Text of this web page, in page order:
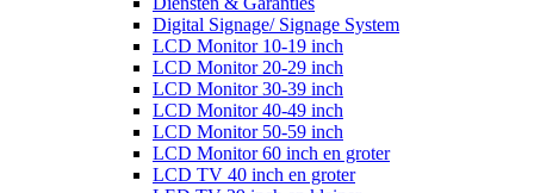
Digital Signage/ Signage System
LCD Monitor 10-19 inch
LCD Monitor 20-29 inch
LCD Monitor 30-39 inch
LCD Monitor 40-49 inch
LCD Monitor 50-59 inch
LCD Monitor 60 inch en groter
LCD TV 40 inch en groter